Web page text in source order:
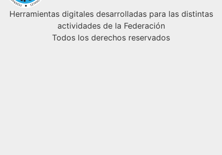
Herramientas digitales desarrolladas para las distintas
actividades de la Federación
Todos los derechos reservados